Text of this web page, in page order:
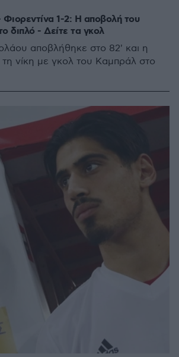
Φιορεντίνα 1-2: Η αποβολή του
διπλό - Δείτε τα γκολ
αποβλήθηκε στο 82' και η
τη νίκη με γκολ του Καμπράλ στο